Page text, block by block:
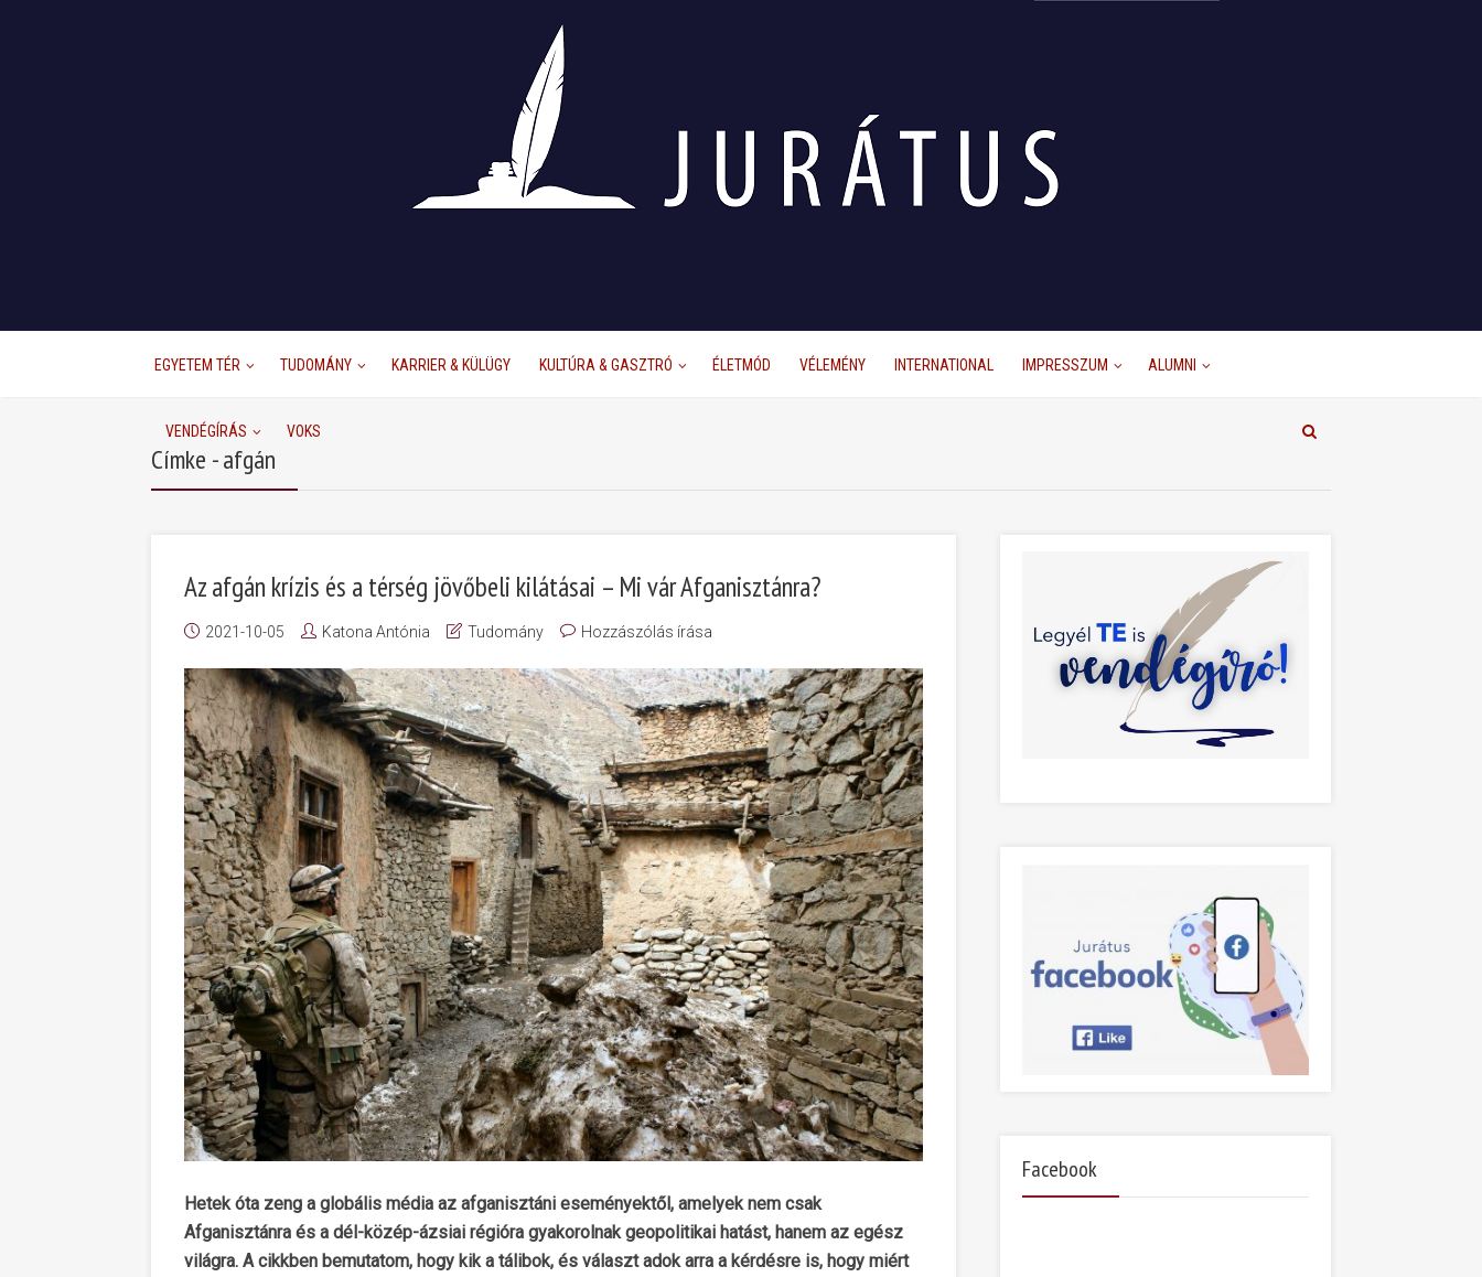
EGYETEM TÉR TUDOMÁNY KARRIER & KÜLÜGY KULTÚRA & GASZTRÓ ÉLETMÓD VÉLEMÉNY INTERNATIONAL IMPRESSZUM ALUMNI
VENDÉGÍRÁS VOKS
Címke - afgán
Az afgán krízis és a térség jövőbeli kilátásai – Mi vár Afganisztánra?
2021-10-05 Katona Antónia Tudomány Hozzászólás írása
Hetek óta zeng a globális média az afganisztáni eseményektől, amelyek nem csak
Afganisztánra és a dél-közép-ázsiai régióra gyakorolnak geopolitikai hatást, hanem az egész
világra. A cikkben bemutatom, hogy kik a tálibok, és választ adok arra a kérdésre is, hogy miért
Facebook